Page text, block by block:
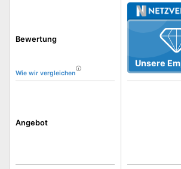
Bewertung
Wie wir vergleichen
Angebot
Unsere